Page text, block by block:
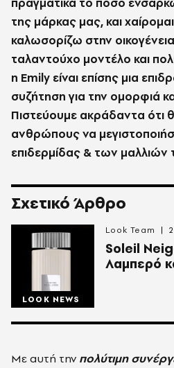
της μάρκας μας, και
καλωσορίζω στην
ταλαντούχο μοντέλο και
η Emily είναι επίσης μια
συζήτηση για την ομορφιά
Πιστεύουμε ακράδαντα ότι
ανθρώπους να
επιδερμίδας & των μαλλιών
Σχετικό Άρθρο
LOOK NEWS
Soleil
Λαμπερό
Look Team
Με αυτή την πολύτιμη